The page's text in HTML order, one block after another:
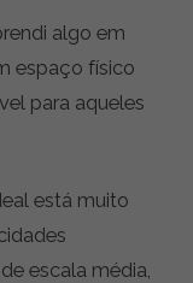
algo em
espaço físico
para aqueles
está muito
escala média,